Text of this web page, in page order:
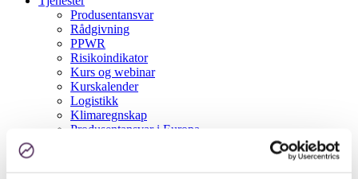
Produsentansvar
Rådgivning
PPWR
Risikoindikator
Kurs og webinar
Kurskalender
Logistikk
Klimaregnskap
Produsentansvar i Europa